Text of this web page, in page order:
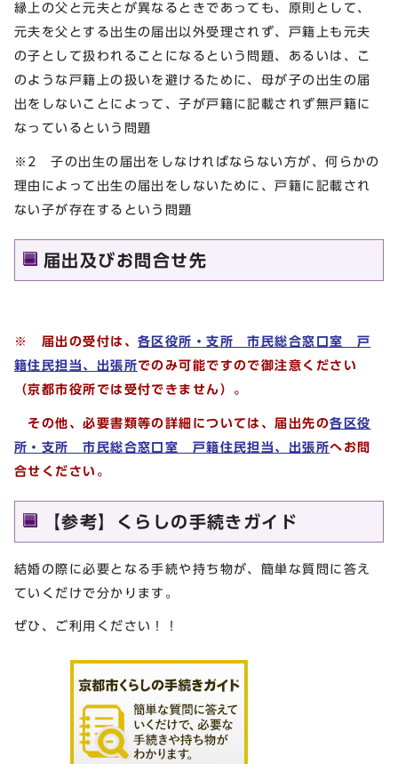
縁上の父と元夫とが異なるときであっても、原則として、
元夫を父とする出生の届出以外受理されず、戸籍上も元夫
の子として扱われることになるという問題、あるいは、こ
のような戸籍上の扱いを避けるために、母が子の出生の届
出をしないことによって、子が戸籍に記載されず無戸籍に
なっているという問題
※2 子の出生の届出をしなければならない方が、何らかの
理由によって出生の届出をしないために、戸籍に記載され
ない子が存在するという問題
届出及びお問合せ先
※ 届出の受付は、 各区役所・支所 市民総合窓口室 戸
籍住民担当、出張所でのみ可能ですので御注意ください
（京都市役所では受付できません）。
その他、必要書類等の詳細については、届出先の各区役
所・支所 市民総合窓口室 戸籍住民担当、出張所へお問
合せください。
【参考】くらしの手続きガイド
結婚の際に必要となる手続や持ち物が、簡単な質問に答え
ていくだけで分かります。
ぜひ、ご利用ください！！